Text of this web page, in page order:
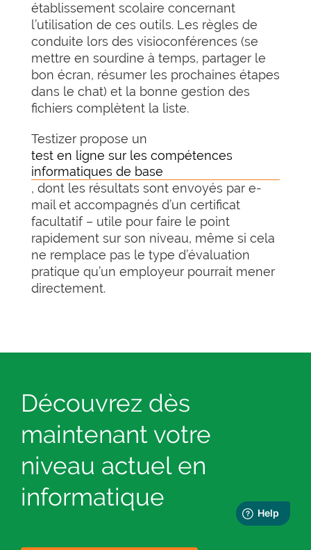
établissement scolaire concernant
l’utilisation de ces outils. Les règles de
conduite lors des visioconférences (se
mettre en sourdine à temps, partager le
bon écran, résumer les prochaines étapes
dans le chat) et la bonne gestion des
fichiers complètent la liste.
Testizer propose un
test en ligne sur les compétences
informatiques de base
, dont les résultats sont envoyés par e-
mail et accompagnés d’un certificat
facultatif – utile pour faire le point
rapidement sur son niveau, même si cela
ne remplace pas le type d’évaluation
pratique qu’un employeur pourrait mener
directement.
Découvrez dès
maintenant votre
niveau actuel en
informatique